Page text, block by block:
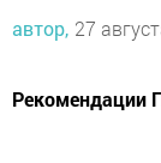
автор, 27
Рекомендации